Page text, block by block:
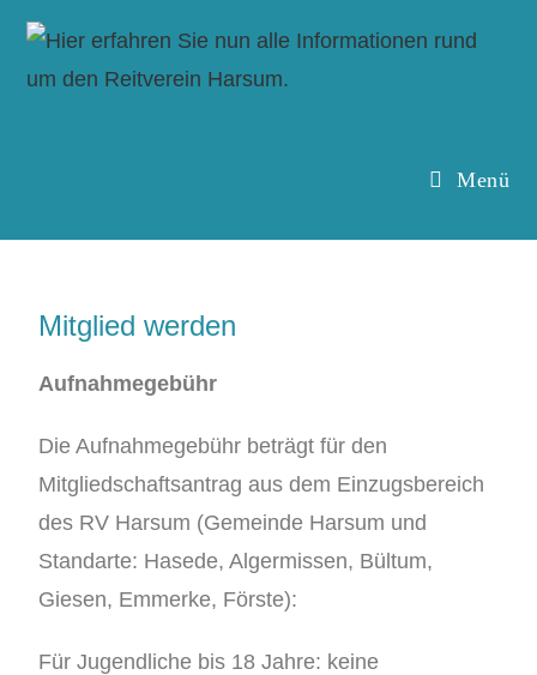
Menü
Mitglied werden
Aufnahmegebühr
Die Aufnahmegebühr beträgt für den
Mitgliedschaftsantrag aus dem Einzugsbereich
des RV Harsum (Gemeinde Harsum und
Standarte: Hasede, Algermissen, Bültum,
Giesen, Emmerke, Förste):
Für Jugendliche bis 18 Jahre: keine